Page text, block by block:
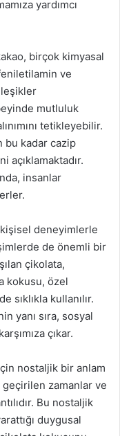
yardımcı
birçok kimyasal
ve
mutluluk
tetikleyebilir.
bu kadar cazip
açıklamaktadır.
insanlar
deneyimlerle
de önemli bir
çikolata,
kokusu, özel
sıklıkla kullanılır.
yanı sıra, sosyal
çıkar.
nostaljik bir anlam
geçirilen zamanlar ve
Bu nostaljik
duygusal